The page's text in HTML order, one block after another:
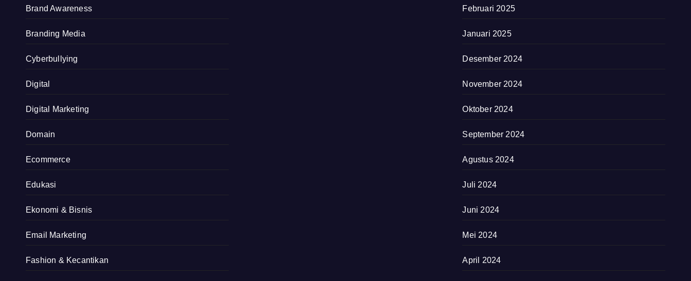
Brand Awareness
Branding Media
Cyberbullying
Digital
Digital Marketing
Domain
Ecommerce
Edukasi
Ekonomi & Bisnis
Email Marketing
Fashion & Kecantikan
Februari 2025
Januari 2025
Desember 2024
November 2024
Oktober 2024
September 2024
Agustus 2024
Juli 2024
Juni 2024
Mei 2024
April 2024